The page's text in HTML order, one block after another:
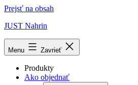
Prejsť na obsah
JUST Nahrin
Menu Zavrieť
Produkty
Ako objednať